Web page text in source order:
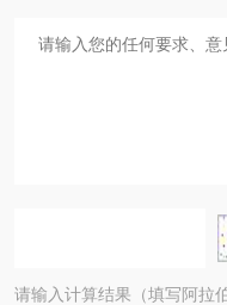
请输入计算结果（填写阿拉